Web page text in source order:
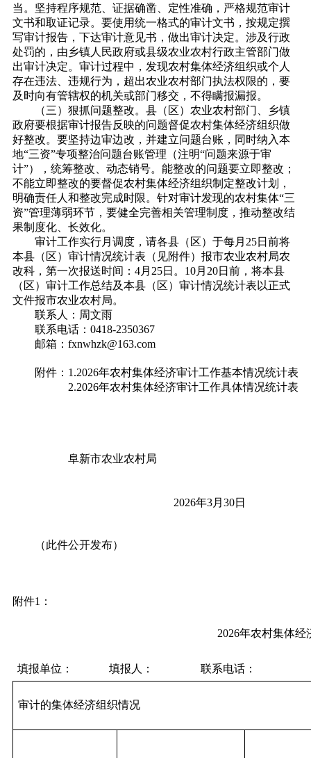
当。坚持程序规范、证据确凿、定性准确，严格规范审计
文书和取证记录。要使用统一格式的审计文书，按规定撰
写审计报告，下达审计意见书，做出审计决定。涉及行政
处罚的，由乡镇人民政府或县级农业农村行政主管部门做
出审计决定。审计过程中，发现农村集体经济组织或个人
存在违法、违规行为，超出农业农村部门执法权限的，要
及时向有管辖权的机关或部门移交，不得瞒报漏报。
（三）狠抓问题整改。县（区）农业农村部门、乡镇
政府要根据审计报告反映的问题督促农村集体经济组织做
好整改。要坚持边审边改，并建立问题台账，同时纳入本
地“三资”专项整治问题台账管理（注明“问题来源于审
计”），统筹整改、动态销号。能整改的问题要立即整改；
不能立即整改的要督促农村集体经济组织制定整改计划，
明确责任人和整改完成时限。针对审计发现的农村集体“三
资”管理薄弱环节，要健全完善相关管理制度，推动整改结
果制度化、长效化。
审计工作实行月调度，请各县（区）于每月25日前将
本县（区）审计情况统计表（见附件）报市农业农村局农
改科，第一次报送时间：4月25日。10月20日前，将本县
（区）审计工作总结及本县（区）审计情况统计表以正式
文件报市农业农村局。
联系人：周文雨
联系电话：0418-2350367
邮箱：fxnwhzk@163.com
附件：1.2026年农村集体经济审计工作基本情况统计表
2.2026年农村集体经济审计工作具体情况统计表
阜新市农业农村局
2026年3月30日
（此件公开发布）
附件1：
2026年农村集体经济审计工作
填报单位： 填报人： 联系电话：
审计的集体经济组织情况